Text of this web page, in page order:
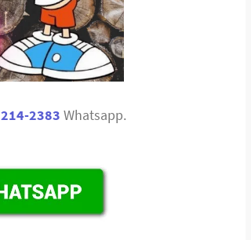
2383 Whatsapp.